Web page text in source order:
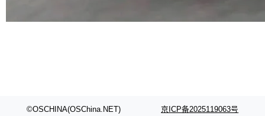
©OSCHINA(OSChina.NET) 京ICP备2025119063号